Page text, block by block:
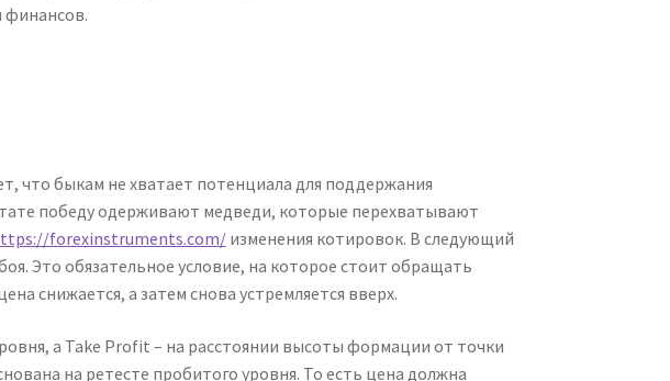
финансов.
что быкам не хватает потенциала для поддержания
победу одерживают медведи, которые перехватывают
forexinstruments.com/изменения котировок. В следующий
Это обязательное условие, на которое стоит обращать
снижается, а затем снова устремляется вверх.
а Take Profit – на расстоянии высоты формации от точки
на ретесте пробитого уровня. То есть цена должна